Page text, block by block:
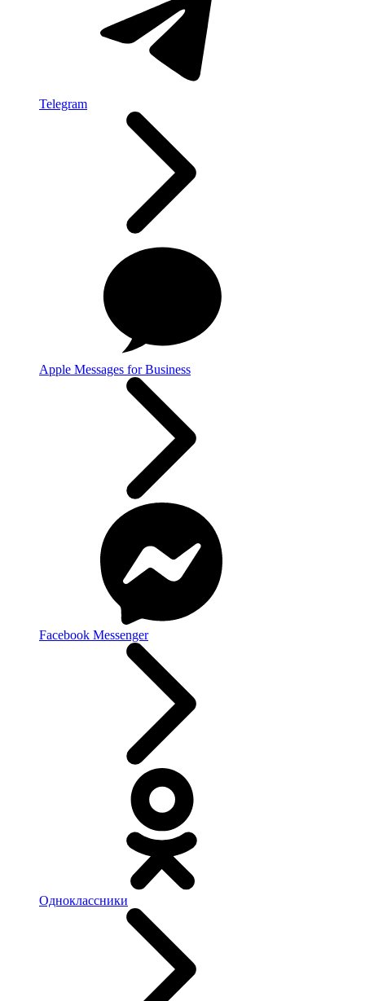
Telegram
Apple Messages for Business
Facebook Messenger
Одноклассники